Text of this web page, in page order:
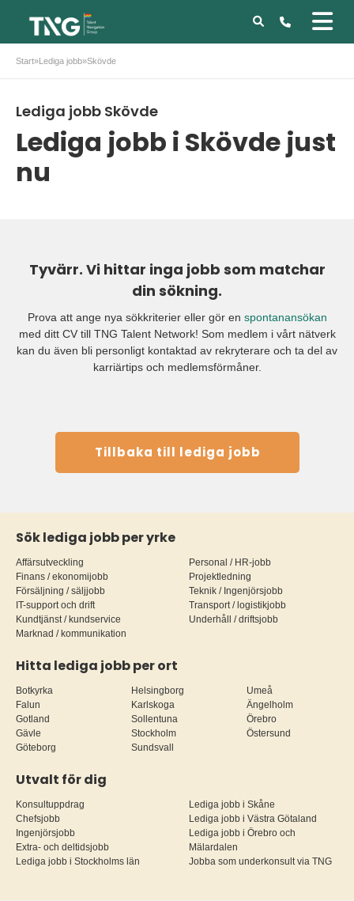
Start»Lediga jobb»Skövde
Lediga jobb Skövde
Lediga jobb i Skövde just
nu
Tyvärr. Vi hittar inga jobb som matchar
din sökning.
Prova att ange nya sökkriterier eller gör en spontanansökan
med ditt CV till TNG Talent Network! Som medlem i vårt nätverk
kan du även bli personligt kontaktad av rekryterare och ta del av
karriärtips och medlemsförmåner.
Tillbaka till lediga jobb
Sök lediga jobb per yrke
Affärsutveckling
Finans / ekonomijobb
Försäljning / säljjobb
IT-support och drift
Kundtjänst / kundservice
Marknad / kommunikation
Personal / HR-jobb
Projektledning
Teknik / Ingenjörsjobb
Transport / logistikjobb
Underhåll / driftsjobb
Hitta lediga jobb per ort
Botkyrka
Falun
Gotland
Gävle
Göteborg
Helsingborg
Karlskoga
Sollentuna
Stockholm
Sundsvall
Umeå
Ängelholm
Örebro
Östersund
Utvalt för dig
Konsultuppdrag
Chefsjobb
Ingenjörsjobb
Extra- och deltidsjobb
Lediga jobb i Stockholms län
Lediga jobb i Skåne
Lediga jobb i Västra Götaland
Lediga jobb i Örebro och
Mälardalen
Jobba som underkonsult via TNG